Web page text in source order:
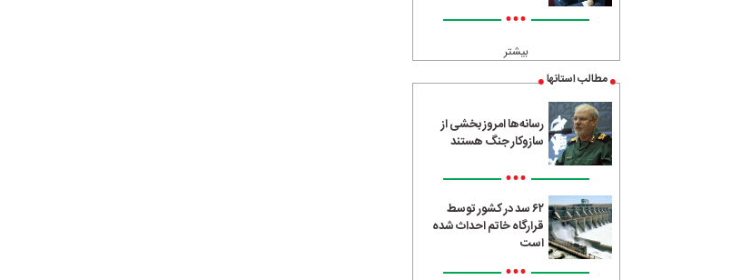
•••
بیشتر
مطالب استانها
رسانه‌ها امروز بخشی از
سازوکار جنگ هستند
•••
۶۲ سد در کشور توسط
قرارگاه خاتم احداث شده
است
•••